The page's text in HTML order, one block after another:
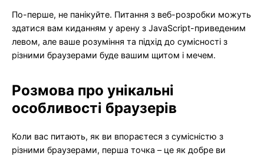
По-перше, не панікуйте. Питання з веб-розробки можуть
здатися вам киданням у арену з JavaScript-приведеним
левом, але ваше розуміння та підхід до сумісності з
різними браузерами буде вашим щитом і мечем.
Розмова про унікальні
особливості браузерів
Коли вас питають, як ви впораєтеся з сумісністю з
різними браузерами, перша точка – це як добре ви